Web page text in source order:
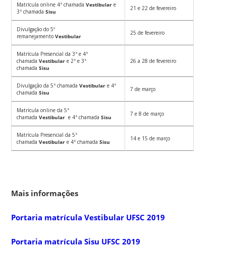
Matrícula online 4ª chamadaVestibulare
3ª chamadaSisu 21 e 22 de fevereiro
Divulgação do 5º
remanejamentoVestibular 25 de fevereiro
Matrícula Presencial da 3ª e 4ª
chamadaVestibular e 2ª e 3ª
chamada Sisu
26 a 28 de fevereiro
Divulgação da 5ª chamadaVestibulare 4ª
chamadaSisu 7 de março
Matrícula online da 5ª
chamadaVestibular e 4ª chamadaSisu 7 e 8 de março
Matrícula Presencial da 5ª
chamadaVestibulare 4ª chamadaSisu 14 e 15 de março
Mais informações
Portaria matrícula Vestibular UFSC 2019
Portaria matrícula Sisu UFSC 2019